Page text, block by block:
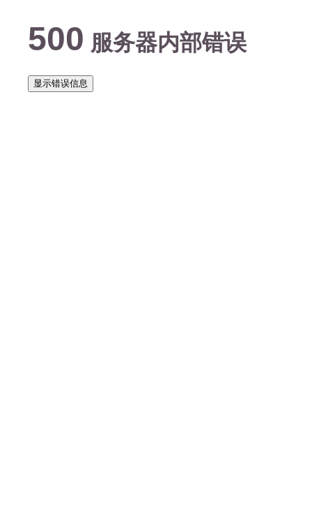
500 服务器内部错误